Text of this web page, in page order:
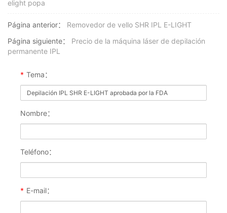
elight popa
Página anterior：
Removedor de vello SHR IPL E-LIGHT
Página siguiente：
Precio de la máquina láser de depilación
permanente IPL
* Tema：
Nombre：
Teléfono：
* E-mail：